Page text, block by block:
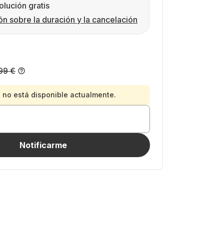
gratis
sobre la duración y la cancelación
€
no está disponible actualmente.
Notificarme